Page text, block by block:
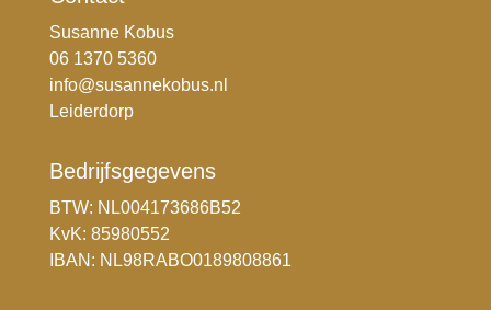
Susanne Kobus
06 1370 5360
info@susannekobus.nl
Leiderdorp
Bedrijfsgegevens
BTW: NL004173686B52
KvK: 85980552
IBAN: NL98RABO0189808861